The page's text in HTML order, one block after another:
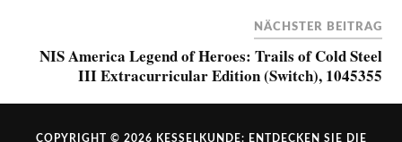
NÄCHSTER BEITRAG
NIS America Legend of Heroes: Trails of Cold Steel
III Extracurricular Edition (Switch), 1045355
COPYRIGHT © 2026 KESSELKUNDE: ENTDECKEN SIE DIE